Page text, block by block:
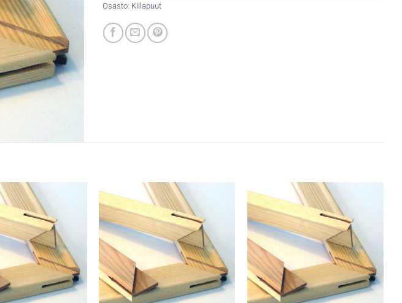
Osasto: Kiilapuut